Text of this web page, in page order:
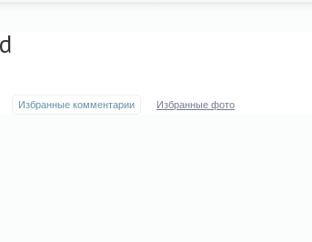
Избранные комментарии Избранные фото